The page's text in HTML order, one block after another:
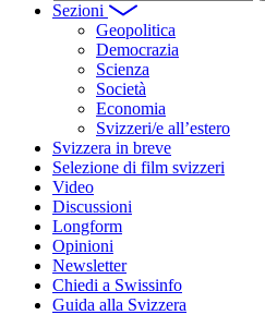
Sezioni
Geopolitica
Democrazia
Scienza
Società
Economia
Svizzeri/e all’estero
Svizzera in breve
Selezione di film svizzeri
Video
Discussioni
Longform
Opinioni
Newsletter
Chiedi a Swissinfo
Guida alla Svizzera